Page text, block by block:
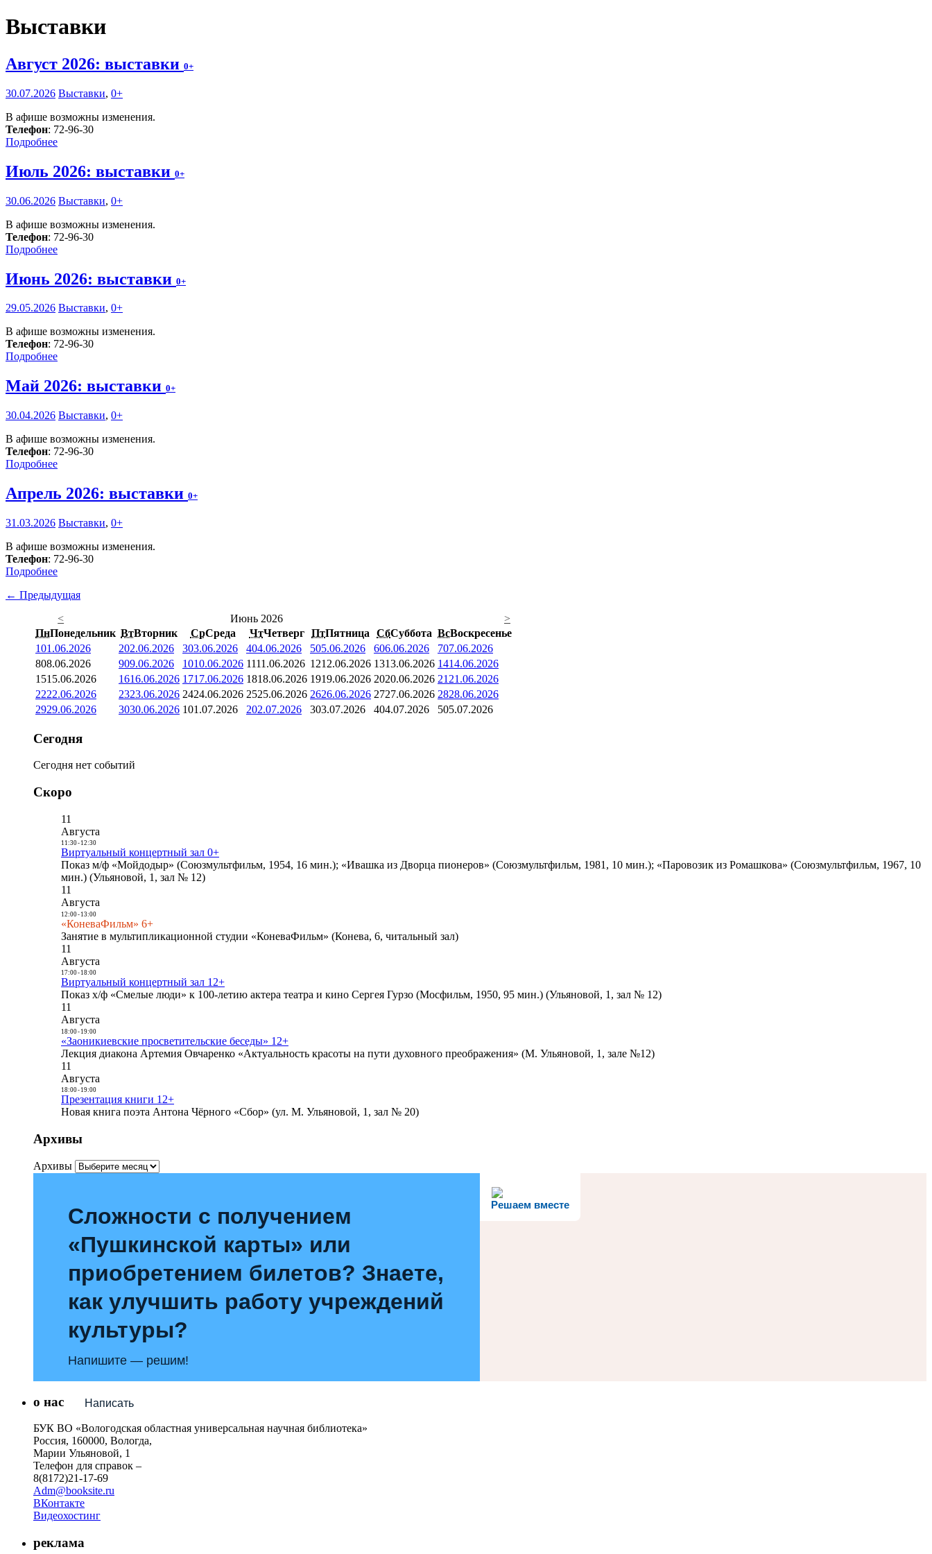
Выставки
Август 2026: выставки 0+
30.07.2026 Выставки, 0+
В афише возможны изменения.
Телефон: 72-96-30
Подробнее
Июль 2026: выставки 0+
30.06.2026 Выставки, 0+
В афише возможны изменения.
Телефон: 72-96-30
Подробнее
Июнь 2026: выставки 0+
29.05.2026 Выставки, 0+
В афише возможны изменения.
Телефон: 72-96-30
Подробнее
Май 2026: выставки 0+
30.04.2026 Выставки, 0+
В афише возможны изменения.
Телефон: 72-96-30
Подробнее
Апрель 2026: выставки 0+
31.03.2026 Выставки, 0+
В афише возможны изменения.
Телефон: 72-96-30
Подробнее
← Предыдущая
<
Июнь 2026
>
ПнПонедельник ВтВторник СрСреда ЧтЧетверг ПтПятница СбСуббота ВсВоскресенье
101.06.2026 202.06.2026 303.06.2026 404.06.2026 505.06.2026 606.06.2026 707.06.2026
808.06.2026 909.06.2026 1010.06.2026 1111.06.2026 1212.06.2026 1313.06.2026 1414.06.2026
1515.06.2026 1616.06.2026 1717.06.2026 1818.06.2026 1919.06.2026 2020.06.2026 21 21.06.2026
2222.06.2026 2323.06.2026 2424.06.2026 2525.06.2026 2626.06.2026 2727.06.2026 2828.06.2026
2929.06.2026 3030.06.2026 101.07.2026 202.07.2026 303.07.2026 404.07.2026 505.07.2026
Сегодня
Сегодня нет событий
Скоро
11
Августа
11:30- 12:30
Виртуальный концертный зал 0+
Показ м/ф «Мойдодыр» (Союзмультфильм, 1954, 16 мин.); «Ивашка из Дворца пионеров» (Союзмультфильм, 1981, 10 мин.); «Паровозик из Ромашкова» (Союзмультфильм, 1967, 10
мин.) (Ульяновой, 1, зал № 12)
11
Августа
12:00- 13:00
«КоневаФильм» 6+
Занятие в мультипликационной студии «КоневаФильм» (Конева, 6, читальный зал)
11
Августа
17:00- 18:00
Виртуальный концертный зал 12+
Показ х/ф «Смелые люди» к 100-летию актера театра и кино Сергея Гурзо (Мосфильм, 1950, 95 мин.) (Ульяновой, 1, зал № 12)
11
Августа
18:00- 19:00
«Заоникиевские просветительские беседы» 12+
Лекция диакона Артемия Овчаренко «Актуальность красоты на пути духовного преображения» (М. Ульяновой, 1, зале №12)
11
Августа
18:00- 19:00
Презентация книги 12+
Новая книга поэта Антона Чёрного «Сбор» (ул. М. Ульяновой, 1, зал № 20)
Архивы
Архивы
Решаем вместе
Сложности с получением
«Пушкинской карты» или
приобретением билетов? Знаете,
как улучшить работу учреждений
культуры?
Напишите — решим!
Написать
о нас
БУК ВО «Вологодская областная универсальная научная библиотека»
Россия, 160000, Вологда,
Марии Ульяновой, 1
Телефон для справок –
8(8172)21-17-69
Adm@booksite.ru
ВКонтакте
Видеохостинг
реклама